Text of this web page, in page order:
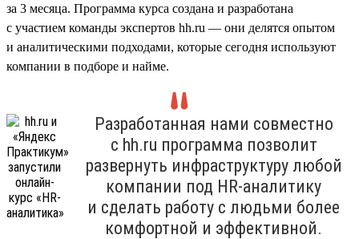
за 3 месяца. Программа курса создана и разработана
с участием команды экспертов hh.ru — они делятся опытом
и аналитическими подходами, которые сегодня используют
компании в подборе и найме.
Разработанная нами совместно
с hh.ru программа позволит
развернуть инфраструктуру любой
компании под HR-аналитику
и сделать работу с людьми более
комфортной и эффективной.